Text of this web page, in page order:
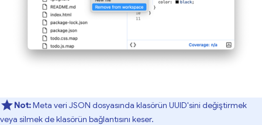
Not:Meta veri JSON dosyasında klasörün UUID'sini değiştirmek
veya silmek de klasörün bağlantısını keser.